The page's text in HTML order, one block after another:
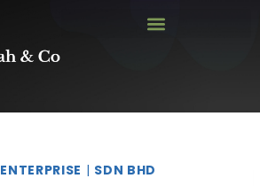
ENTERPRISE | SDN BHD